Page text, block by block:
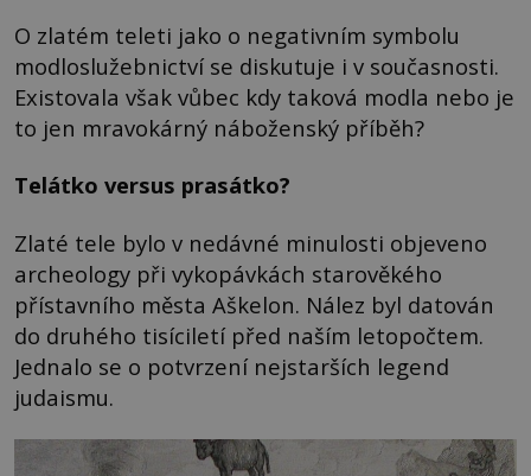
O zlatém teleti jako o negativním symbolu
modloslužebnictví se diskutuje i v současnosti.
Existovala však vůbec kdy taková modla nebo je
to jen mravokárný náboženský příběh?
Telátko versus prasátko?
Zlaté tele bylo v nedávné minulosti objeveno
archeology při vykopávkách starověkého
přístavního města Aškelon. Nález byl datován
do druhého tisíciletí před naším letopočtem.
Jednalo se o potvrzení nejstarších legend
judaismu.